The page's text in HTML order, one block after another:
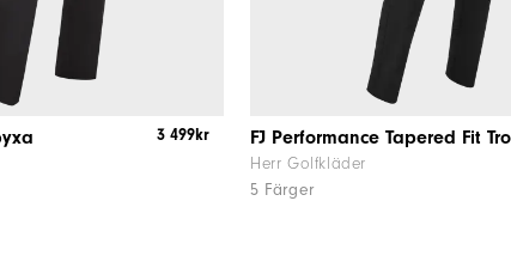
3 499kr
Herr Golfkläder
5 Färger